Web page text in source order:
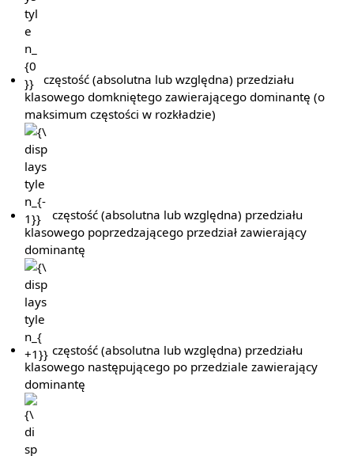
częstość (absolutna lub względna) przedziału
klasowego domkniętego zawierającego dominantę (o
maksimum częstości w rozkładzie)
{\displaystyle
n_{-1}}
częstość (absolutna lub względna) przedziału
klasowego poprzedzającego przedział zawierający
dominantę
{\displaystyle
n_{+1}}
częstość (absolutna lub względna) przedziału
klasowego następującego po przedziale zawierający
dominantę
{\displaystyle
h_{0}}